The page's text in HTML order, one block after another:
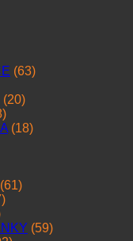
(63)
(20)
(18)
(61)
(59)